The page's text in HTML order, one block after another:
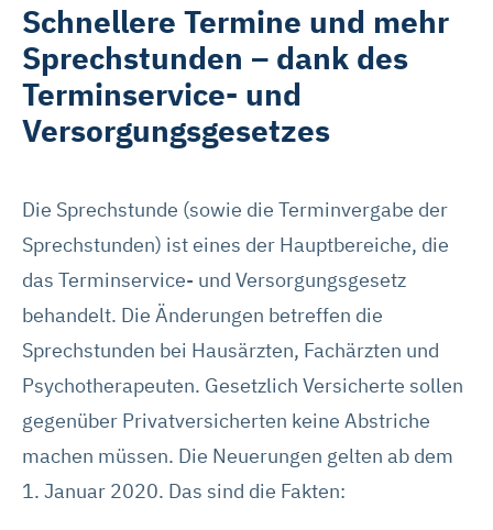
Schnellere Termine und mehr
Sprechstunden – dank des
Terminservice- und
Versorgungsgesetzes
Die Sprechstunde (sowie die Terminvergabe der
Sprechstunden) ist eines der Hauptbereiche, die
das Terminservice- und Versorgungsgesetz
behandelt. Die Änderungen betreffen die
Sprechstunden bei Hausärzten, Fachärzten und
Psychotherapeuten. Gesetzlich Versicherte sollen
gegenüber Privatversicherten keine Abstriche
machen müssen. Die Neuerungen gelten ab dem
1. Januar 2020. Das sind die Fakten: